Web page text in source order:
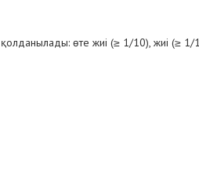
қолданылады: өте жиі (≥ 1/10), жиі